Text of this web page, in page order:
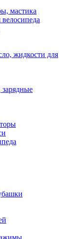
мастика
жидкости для